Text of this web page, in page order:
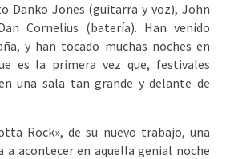
Danko Jones (guitarra y voz), John
Cornelius (batería). Han venido
y han tocado muchas noches en
es la primera vez que, festivales
una sala tan grande y delante de
Rock», de su nuevo trabajo, una
a acontecer en aquella genial noche